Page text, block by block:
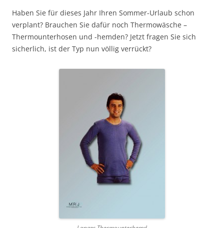
Haben Sie für dieses Jahr Ihren Sommer-Urlaub schon
verplant? Brauchen Sie dafür noch Thermowäsche –
Thermounterhosen und -hemden? Jetzt fragen Sie sich
sicherlich, ist der Typ nun völlig verrückt?